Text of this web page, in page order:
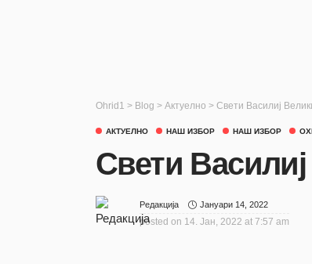
Ohrid1 > Blog > Актуелно > Свети Василиј
АКТУЕЛНО НАШ ИЗБОР НАШ ИЗБОР
Свети
Редакција Јануари 14, 2022
posted on 14. Јан, 2022 at 7:57 am